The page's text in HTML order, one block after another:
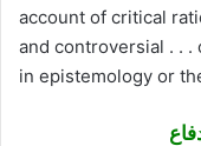
account of critical
and controversial . .
in epistemology or